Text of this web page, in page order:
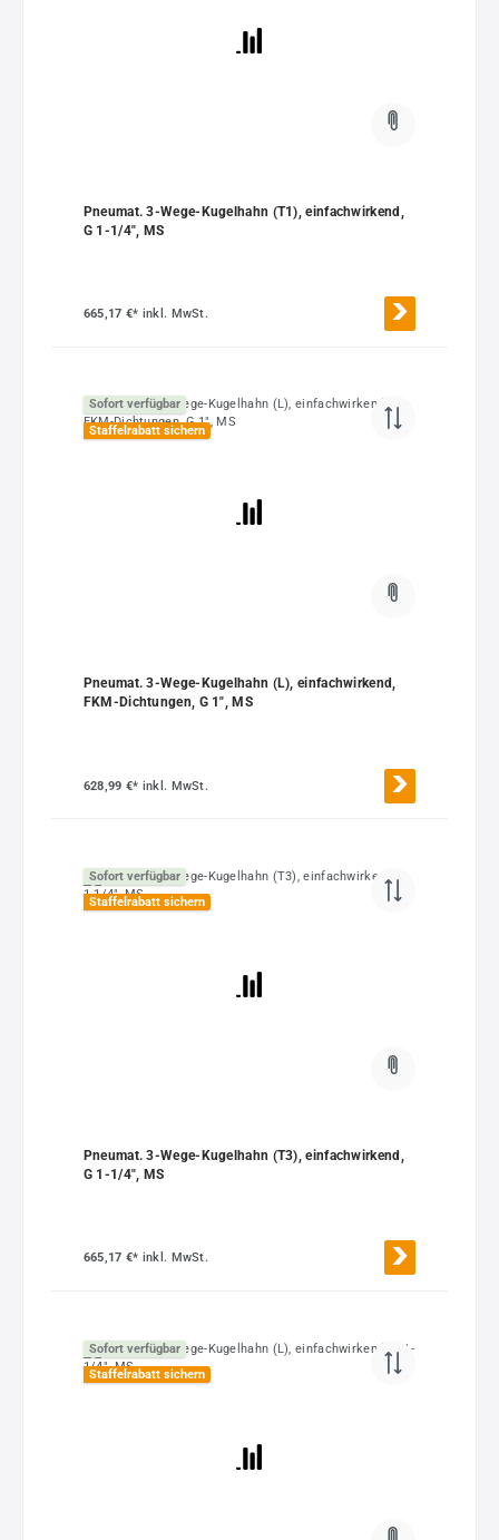
Pneumat. 3-Wege-Kugelhahn (T1), einfachwirkend,
G 1-1/4", MS
665,17 €* inkl. MwSt.
Sofort verfügbar
Staffelrabatt sichern
Pneumat. 3-Wege-Kugelhahn (L), einfachwirkend,
FKM-Dichtungen, G 1", MS
628,99 €* inkl. MwSt.
Sofort verfügbar
Staffelrabatt sichern
Pneumat. 3-Wege-Kugelhahn (T3), einfachwirkend,
G 1-1/4", MS
665,17 €* inkl. MwSt.
Sofort verfügbar
Staffelrabatt sichern